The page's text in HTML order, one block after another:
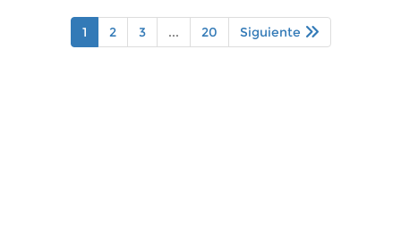
1 2 3 ... 20 Siguiente